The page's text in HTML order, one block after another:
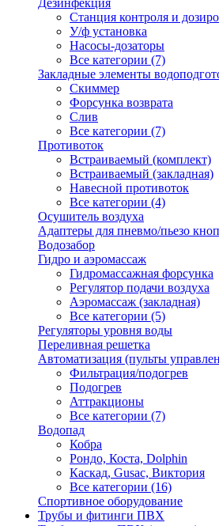
Дезинфекция
Станция контроля и
У/ф установка
Насосы-дозаторы
Все категории (7)
Закладные элементы
Скиммер
Форсунка возврата
Слив
Все категории (7)
Противоток
Встраиваемый (комплект)
Встраиваемый (закладная)
Навесной противоток
Все категории (4)
Осушитель воздуха
Адаптеры для пневмо/пьезо
Водозабор
Гидро и аэромассаж
Гидромассажная форсунка
Регулятор подачи воздуха
Аэромассаж (закладная)
Все категории (5)
Регуляторы уровня воды
Переливная решетка
Автоматизация (пульты
Фильтрация/подогрев
Подогрев
Аттракционы
Все категории (7)
Водопад
Кобра
Рондо, Коста, Dolphin
Каскад, Gusac, Виктория
Все категории (16)
Спортивное оборудование
Трубы и фитинги ПВХ